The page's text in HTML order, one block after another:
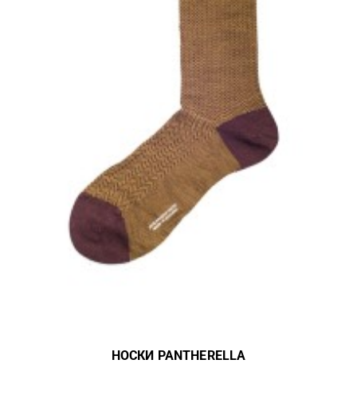
НОСКИ PANTHERELLA